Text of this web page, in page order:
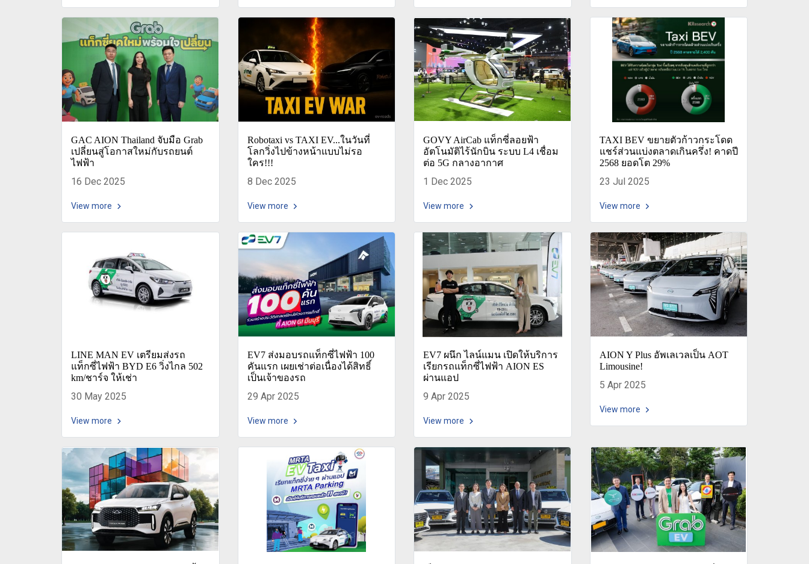
GAC AION Thailand จับมือ Grab
เปลี่ยนสู่โอกาสใหม่กับรถยนต์
ไฟฟ้า
16 Dec 2025
View more
Robotaxi vs TAXI EV...ในวันที่
โลกวิ่งไปข้างหน้าแบบไม่รอ
ใคร!!!
8 Dec 2025
View more
GOVY AirCab แท็กซี่ลอยฟ้า
อัตโนมัติไร้นักบิน ระบบ L4 เชื่อม
ต่อ 5G กลางอากาศ
1 Dec 2025
View more
TAXI BEV ขยายตัวก้าวกระโดด
แชร์ส่วนแบ่งตลาดเกินครึ่ง! คาดปี
2568 ยอดโต 29%
23 Jul 2025
View more
LINE MAN EV เตรียมส่งรถ
แท็กซี่ไฟฟ้า BYD E6 วิ่งไกล 502
km/ชาร์จ ให้เช่า
30 May 2025
View more
EV7 ส่งมอบรถแท็กซี่ไฟฟ้า 100
คันแรก เผยเช่าต่อเนื่องได้สิทธิ์
เป็นเจ้าของรถ
29 Apr 2025
View more
EV7 ผนึก ไลน์แมน เปิดให้บริการ
เรียกรถแท็กซี่ไฟฟ้า AION ES
ผ่านแอป
9 Apr 2025
View more
AION Y Plus อัพเลเวลเป็น AOT
Limousine!
5 Apr 2025
View more